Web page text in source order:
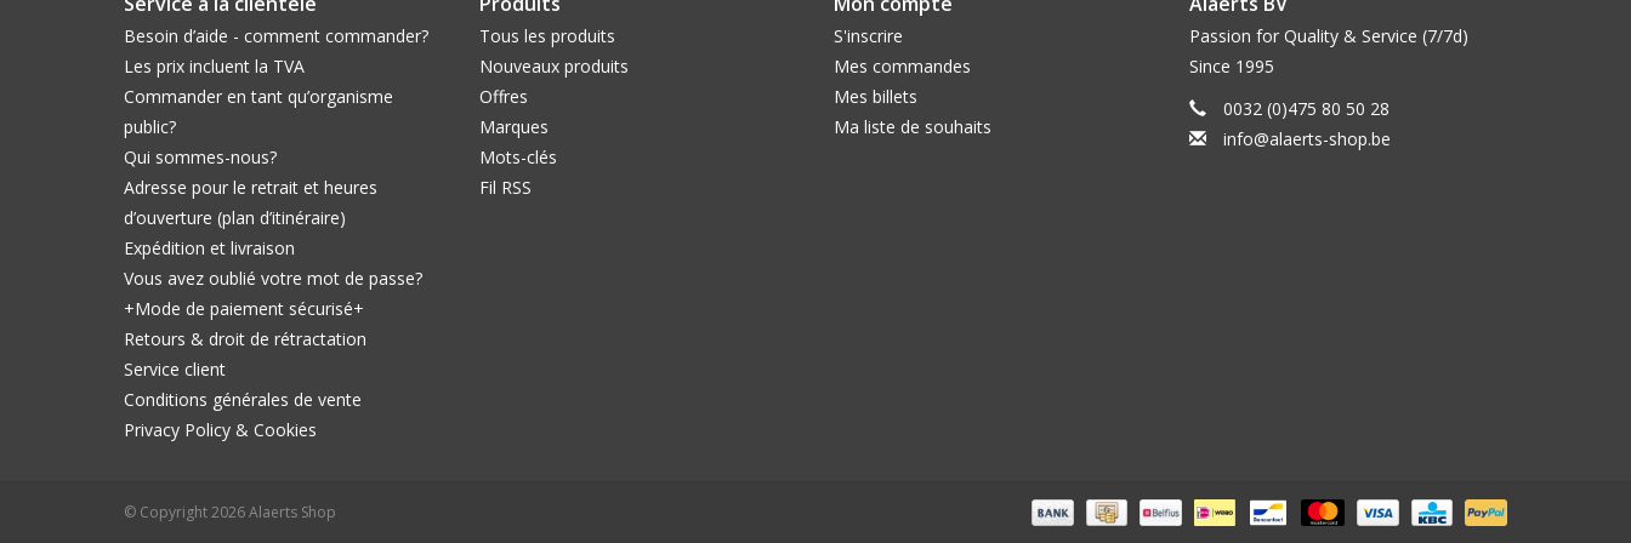
Besoin d’aide - comment commander?
Les prix incluent la TVA
Commander en tant qu’organisme
public?
Qui sommes-nous?
Adresse pour le retrait et heures
d’ouverture (plan d’itinéraire)
Expédition et livraison
Vous avez oublié votre mot de passe?
+Mode de paiement sécurisé+
Retours & droit de rétractation
Service client
Conditions générales de vente
Privacy Policy & Cookies
Tous les produits
Nouveaux produits
Offres
Marques
Mots-clés
Fil RSS
S'inscrire
Mes commandes
Mes billets
Ma liste de souhaits
Passion for Quality & Service (7/7d)
Since 1995
0032 (0)475 80 50 28
info@alaerts-shop.be
© Copyright 2026 Alaerts Shop